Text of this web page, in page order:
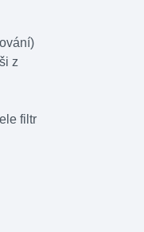
z
filtr